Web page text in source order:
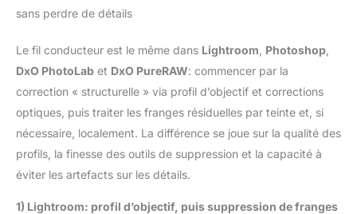
sans perdre de détails
Le fil conducteur est le même dans Lightroom Photoshop
DxO PhotoLab et DxO PureRAW: commencer par la
correction « structurelle » via profil d’objectif et corrections
optiques, puis traiter les franges résiduelles par teinte et, si
nécessaire, localement. La différence se joue sur la qualité des
profils, la finesse des outils de suppression et la capacité à
éviter les artefacts sur les détails.
1) Lightroom: profil d’objectif, puis suppression de franges